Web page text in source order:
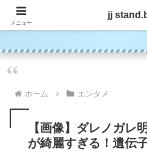
jj
ホーム エンタメ
【画像】ダレノガレ
が綺麗すぎる！遺伝
メニュー
jj